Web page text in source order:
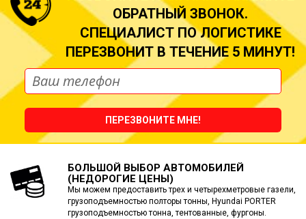
ОБРАТНЫЙ ЗВОНОК.
СПЕЦИАЛИСТ ПО ЛОГИСТИКЕ
ПЕРЕЗВОНИТ В ТЕЧЕНИЕ 5 МИНУТ!
ПЕРЕЗВОНИТЕ МНЕ!
БОЛЬШОЙ ВЫБОР АВТОМОБИЛЕЙ
(НЕДОРОГИЕ ЦЕНЫ)
Мы можем предоставить трех и четырехметровые газели,
грузоподъемностью полторы тонны, Hyundai PORTER
грузоподъемностью тонна, тентованные, фургоны.